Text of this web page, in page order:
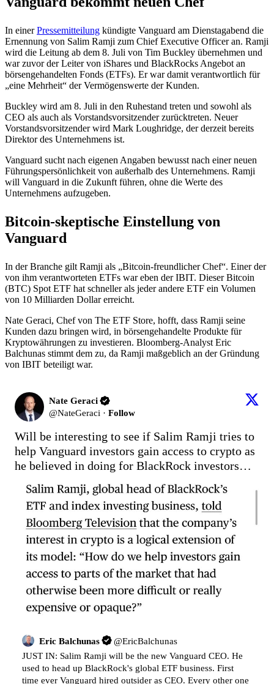
In einerPressemitteilung kündigte Vanguard am Dienstagabend die
Ernennung von Salim Ramji zum Chief Executive Officer an. Ramji
wird die Leitung ab dem 8. Juli von Tim Buckley übernehmen und
war zuvor der Leiter von iShares und BlackRocks Angebot an
börsengehandelten Fonds (ETFs). Er war damit verantwortlich für
„eine Mehrheit“ der Vermögenswerte der Kunden.
Buckley wird am 8. Juli in den Ruhestand treten und sowohl als
CEO als auch als Vorstandsvorsitzender zurücktreten. Neuer
Vorstandsvorsitzender wird Mark Loughridge, der derzeit bereits
Direktor des Unternehmens ist.
Vanguard sucht nach eigenen Angaben bewusst nach einer neuen
Führungspersönlichkeit von außerhalb des Unternehmens. Ramji
will Vanguard in die Zukunft führen, ohne die Werte des
Unternehmens aufzugeben.
Bitcoin-skeptische Einstellung von
Vanguard
In der Branche gilt Ramji als „Bitcoin-freundlicher Chef“. Einer der
von ihm verantworteten ETFs war eben der IBIT. Dieser Bitcoin
(BTC) Spot ETF hat schneller als jeder andere ETF ein Volumen
von 10 Milliarden Dollar erreicht.
Nate Geraci, Chef von The ETF Store, hofft, dass Ramji seine
Kunden dazu bringen wird, in börsengehandelte Produkte für
Kryptowährungen zu investieren. Bloomberg-Analyst Eric
Balchunas stimmt dem zu, da Ramji maßgeblich an der Gründung
von IBIT beteiligt war.
Nate Geraci
@NateGeraci · Follow
Will be interesting to see if Salim Ramji tries to
help Vanguard investors gain access to crypto as
he believed in doing for BlackRock investors…
Eric Balchunas @EricBalchunas
JUST IN: Salim Ramji will be the new Vanguard CEO. He
used to head up BlackRock's global ETF business. First
time ever Vanguard hired outsider as CEO. Every other one